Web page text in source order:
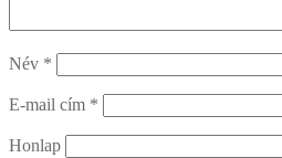
Név *
E-mail cím *
Honlap